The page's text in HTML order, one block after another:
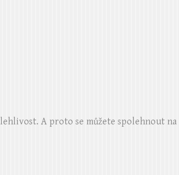
A proto se můžete spolehnout